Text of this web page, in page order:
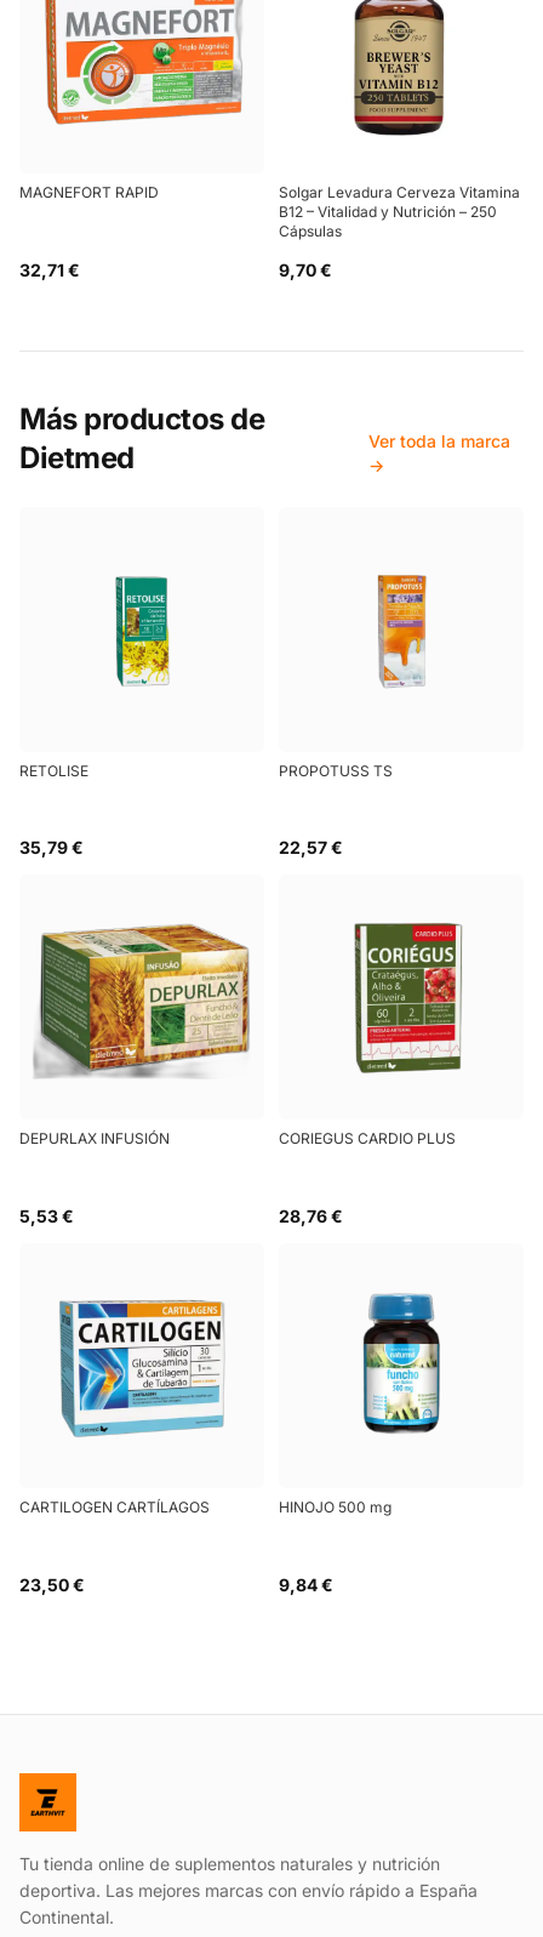
MAGNEFORT RAPID
32,71 €
Solgar Levadura Cerveza Vitamina
B12 – Vitalidad y Nutrición – 250
Cápsulas
9,70 €
Más productos de
Dietmed
Ver toda la marca
→
RETOLISE
35,79 €
PROPOTUSS TS
22,57 €
DEPURLAX INFUSIÓN
5,53 €
CORIEGUS CARDIO PLUS
28,76 €
CARTILOGEN CARTÍLAGOS
23,50 €
HINOJO 500 mg
9,84 €
Tu tienda online de suplementos naturales y nutrición
deportiva. Las mejores marcas con envío rápido a España
Continental.